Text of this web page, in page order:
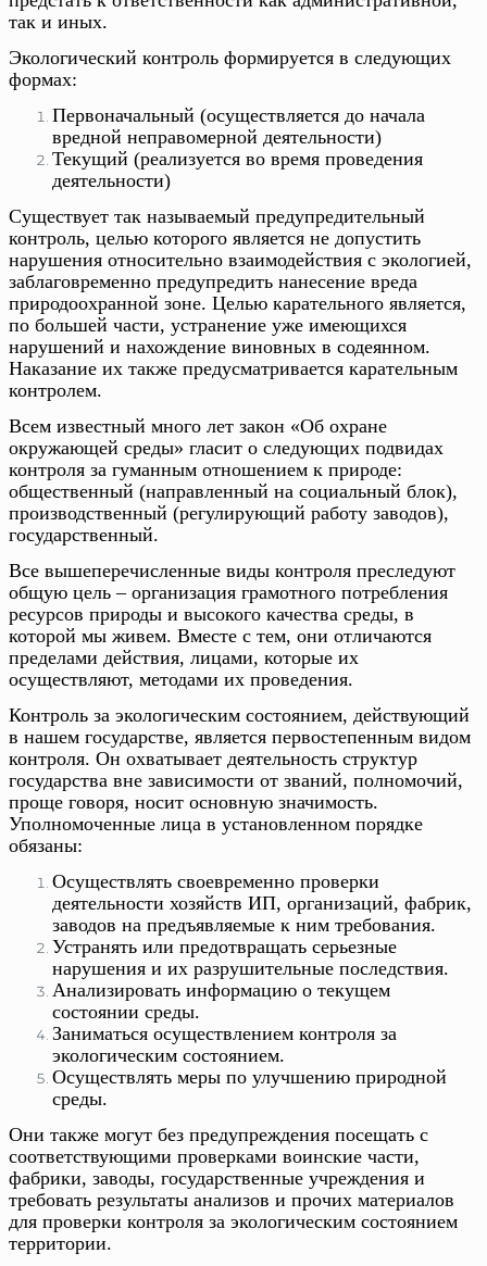
так и иных.
Экологический контроль формируется в следующих
формах:
Первоначальный (осуществляется до начала
вредной неправомерной деятельности)
Текущий (реализуется во время проведения
деятельности)
Существует так называемый предупредительный
контроль, целью которого является не допустить
нарушения относительно взаимодействия с экологией,
заблаговременно предупредить нанесение вреда
природоохранной зоне. Целью карательного является,
по большей части, устранение уже имеющихся
нарушений и нахождение виновных в содеянном.
Наказание их также предусматривается карательным
контролем.
Всем известный много лет закон «Об охране
окружающей среды» гласит о следующих подвидах
контроля за гуманным отношением к природе:
общественный (направленный на социальный блок),
производственный (регулирующий работу заводов),
государственный.
Все вышеперечисленные виды контроля преследуют
общую цель – организация грамотного потребления
ресурсов природы и высокого качества среды, в
которой мы живем. Вместе с тем, они отличаются
пределами действия, лицами, которые их
осуществляют, методами их проведения.
Контроль за экологическим состоянием, действующий
в нашем государстве, является первостепенным видом
контроля. Он охватывает деятельность структур
государства вне зависимости от званий, полномочий,
проще говоря, носит основную значимость.
Уполномоченные лица в установленном порядке
обязаны:
Осуществлять своевременно проверки
деятельности хозяйств ИП, организаций, фабрик,
заводов на предъявляемые к ним требования.
Устранять или предотвращать серьезные
нарушения и их разрушительные последствия.
Анализировать информацию о текущем
состоянии среды.
Заниматься осуществлением контроля за
экологическим состоянием.
Осуществлять меры по улучшению природной
среды.
Они также могут без предупреждения посещать с
соответствующими проверками воинские части,
фабрики, заводы, государственные учреждения и
требовать результаты анализов и прочих материалов
для проверки контроля за экологическим состоянием
территории.